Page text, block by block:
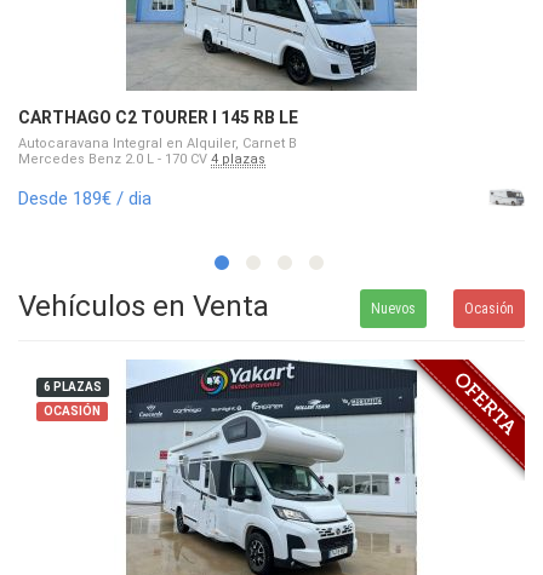
CARTHAGO C2 TOURER I 145 RB LE
Autocaravana Integral en Alquiler, Carnet B
Mercedes Benz 2.0 L - 170 CV 4 plazas
Desde 189€ / dia
Ocasión
Nuevos
Vehículos en Venta
6 PLAZAS
OCASIÓN